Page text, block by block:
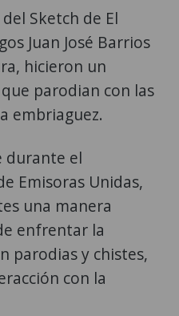
Sketch de El
Juan José Barrios
hicieron un
parodian con las
embriaguez.
durante el
Emisoras Unidas,
una manera
enfrentar la
parodias y chistes,
con la